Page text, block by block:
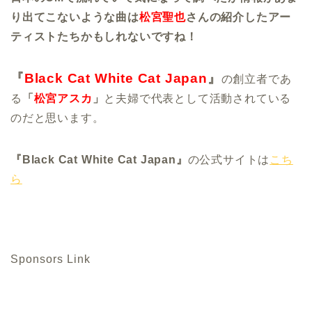
り出てこないような曲は松宮聖也さんの紹介したアー
ティストたちかもしれないですね！
『Black Cat White Cat Japan』
の創立者であ
る
「 松宮アスカ 」 と夫婦で代表として活動されている
のだと思います。
『Black Cat White Cat Japan』 の公式サイトは こち
ら
Sponsors Link